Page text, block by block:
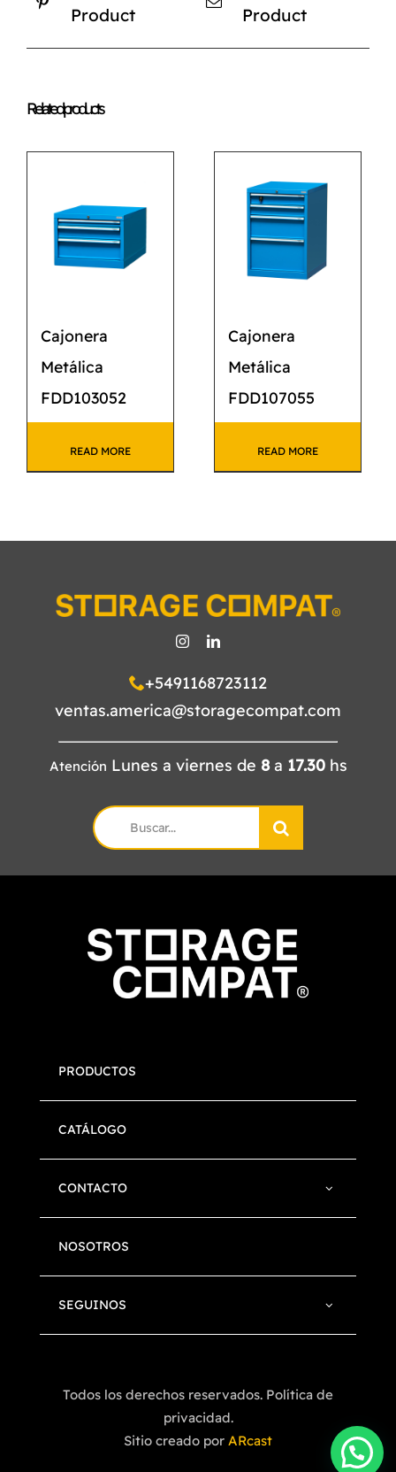
Product
Product
Related products
Cajonera
Metálica
FDD103052
READ MORE
Cajonera
Metálica
FDD107055
READ MORE
+5491168723112
ventas.america@storagecompat.com
Atención Lunes a viernes de 8a 17.30hs
Search
for:
PRODUCTOS
CATÁLOGO
CONTACTO
NOSOTROS
SEGUINOS
Todos los derechos reservados. Política de
privacidad.
Sitio creado por ARcast